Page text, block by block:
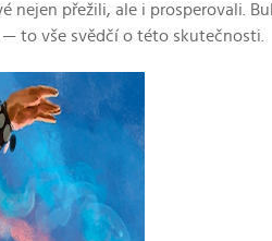
nejen přežili, ale i prosperovali.
to vše svědčí o této skutečnosti.